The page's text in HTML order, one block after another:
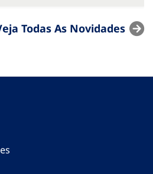
Todas As Novidades